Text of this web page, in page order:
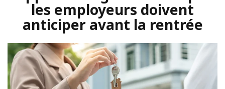
les employeurs doivent
anticiper avant la rentrée